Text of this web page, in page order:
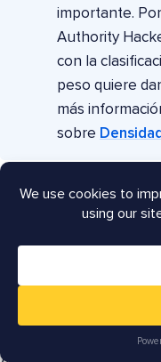
importante.
Authority
con la
peso quiere
más
sobre
Con la auditoría de
no es comprobar cada
una muestra de
uso de la palabra clave
4. Imágenes